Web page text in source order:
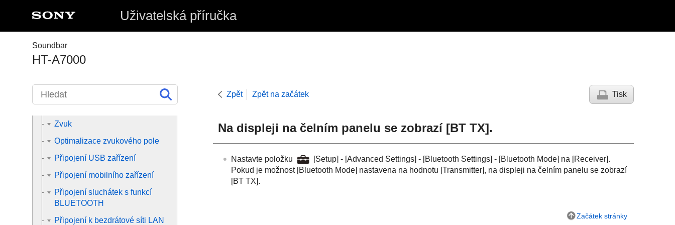
Uživatelská příručka
Soundbar
HT-A7000
Zpět Zpět na začátek Tisk
Na displeji na čelním panelu se zobrazí [BT TX].
Nastavte položku [Setup] - [Advanced Settings] - [Bluetooth Settings] - [Bluetooth Mode] na [Receiver].
Pokud je možnost [Bluetooth Mode] nastavena na hodnotu [Transmitter], na displeji na čelním panelu se zobrazí
[BT TX].
Začátek stránky
Změna nastavení
Řešení problémů
Napájení
Obraz
Zvuk
Optimalizace zvukového pole
Připojení USB zařízení
Připojení mobilního zařízení
Připojení sluchátek s funkcí
BLUETOOTH
Připojení k bezdrátové síti LAN